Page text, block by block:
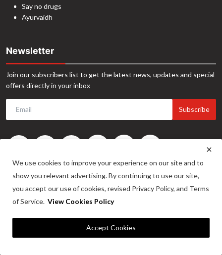
Say no drugs
Ayurvaidh
Newsletter
Join our subscribers list to get the latest news, updates and special
offers directly in your inbox
Subscribe
©2024. INA News. All Rights Reserved. Website Developed by -
We use cookies to improve your experience on our site and to
show you relevant advertising. By continuing to use our site,
you accept our use of cookies, revised Privacy Policy, and Terms
of Service. View Cookies Policy
Accept Cookies